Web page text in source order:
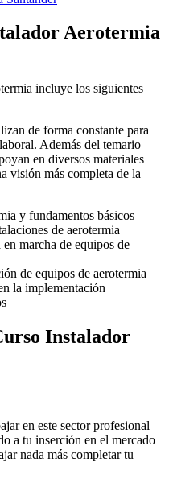
Aerotermia
incluye los siguientes
de forma constante para
Además del temario
en diversos materiales
visión más completa de la
y fundamentos básicos
de aerotermia
marcha de equipos de
de equipos de aerotermia
la implementación
Instalador
en este sector profesional
a tu inserción en el mercado
nada más completar tu